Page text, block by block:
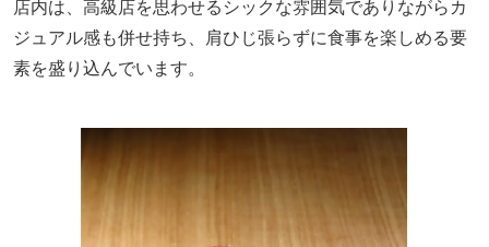
店内は、高級店を思わせるシックな雰囲気でありながらカ
ジュアル感も併せ持ち、肩ひじ張らずに食事を楽しめる要
素を盛り込んでいます。